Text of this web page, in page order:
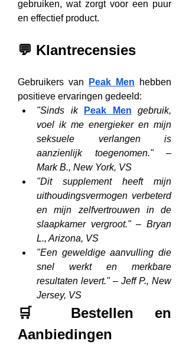
gebruiken, wat zorgt voor een puur
en effectief product.
💬 Klantrecensies
Gebruikers van Peak Men hebben
positieve ervaringen gedeeld:
"Sinds ik
Peak Men gebruik,
voel ik me energieker en mijn
seksuele verlangen is
aanzienlijk toegenomen."
Mark B., New York, VS
"Dit supplement heeft mijn
uithoudingsvermogen verbeterd
en mijn zelfvertrouwen in de
slaapkamer vergroot." – Bryan
L., Arizona, VS
"Een geweldige aanvulling die
snel werkt en merkbare
resultaten levert." – Jeff P., New
Jersey, VS
🛒 Bestellen en
Aanbiedingen